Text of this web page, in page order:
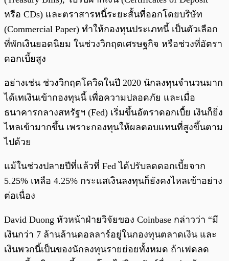
หรือ CDs) และตราสารหนี้ระยะสั้นที่ออกโดยบริษัท
(Commercial Paper) ทำให้กองทุนประเภทนี้ เป็นตัวเลือก
ที่พักเงินยอดนิยม ในช่วงวิกฤตเศรษฐกิจ หรือช่วงที่อัตรา
ดอกเบี้ยสูง
อย่างเช่น ช่วงวิกฤตโควิดในปี 2020 นักลงทุนจำนวนมาก
ได้เทเงินเข้ากองทุนนี้ เพื่อความปลอดภัย และเมื่อ
ธนาคารกลางสหรัฐฯ (Fed) เริ่มขึ้นอัตราดอกเบี้ย เงินก็ยิ่ง
ไหลเข้ามากขึ้น เพราะกองทุนให้ผลตอบแทนที่สูงขึ้นตาม
ไปด้วย
แม้ในช่วงปลายปีที่แล้วที่ Fed ได้ปรับลดดอกเบี้ยจาก
5.25% เหลือ 4.25% กระแสเงินลงทุนก็ยังคงไหลเข้าอย่าง
ต่อเนื่อง
David Duong หัวหน้าฝ่ายวิจัยของ Coinbase กล่าวว่า “มี
เงินกว่า 7 ล้านล้านดอลลาร์อยู่ในกองทุนตลาดเงิน และ
เงินพวกนี้เป็นของนักลงทุนรายย่อยทั้งหมด ถ้าเฟดลด